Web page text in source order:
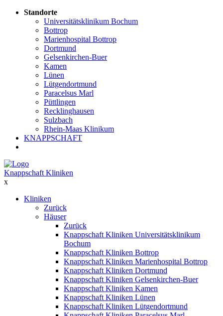
Standorte
Universitätsklinikum Bochum
Bottrop
Marienhospital Bottrop
Dortmund
Gelsenkirchen-Buer
Kamen
Lünen
Lütgendortmund
Paracelsus Marl
Püttlingen
Recklinghausen
Sulzbach
Rhein-Maas Klinikum
KNAPPSCHAFT
Knappschaft Kliniken
x
Kliniken
Zurück
Häuser
Zurück
Knappschaft Kliniken Universitätsklinikum
Bochum
Knappschaft Kliniken Bottrop
Knappschaft Kliniken Marienhospital Bottrop
Knappschaft Kliniken Dortmund
Knappschaft Kliniken Gelsenkirchen-Buer
Knappschaft Kliniken Kamen
Knappschaft Kliniken Lünen
Knappschaft Kliniken Lütgendortmund